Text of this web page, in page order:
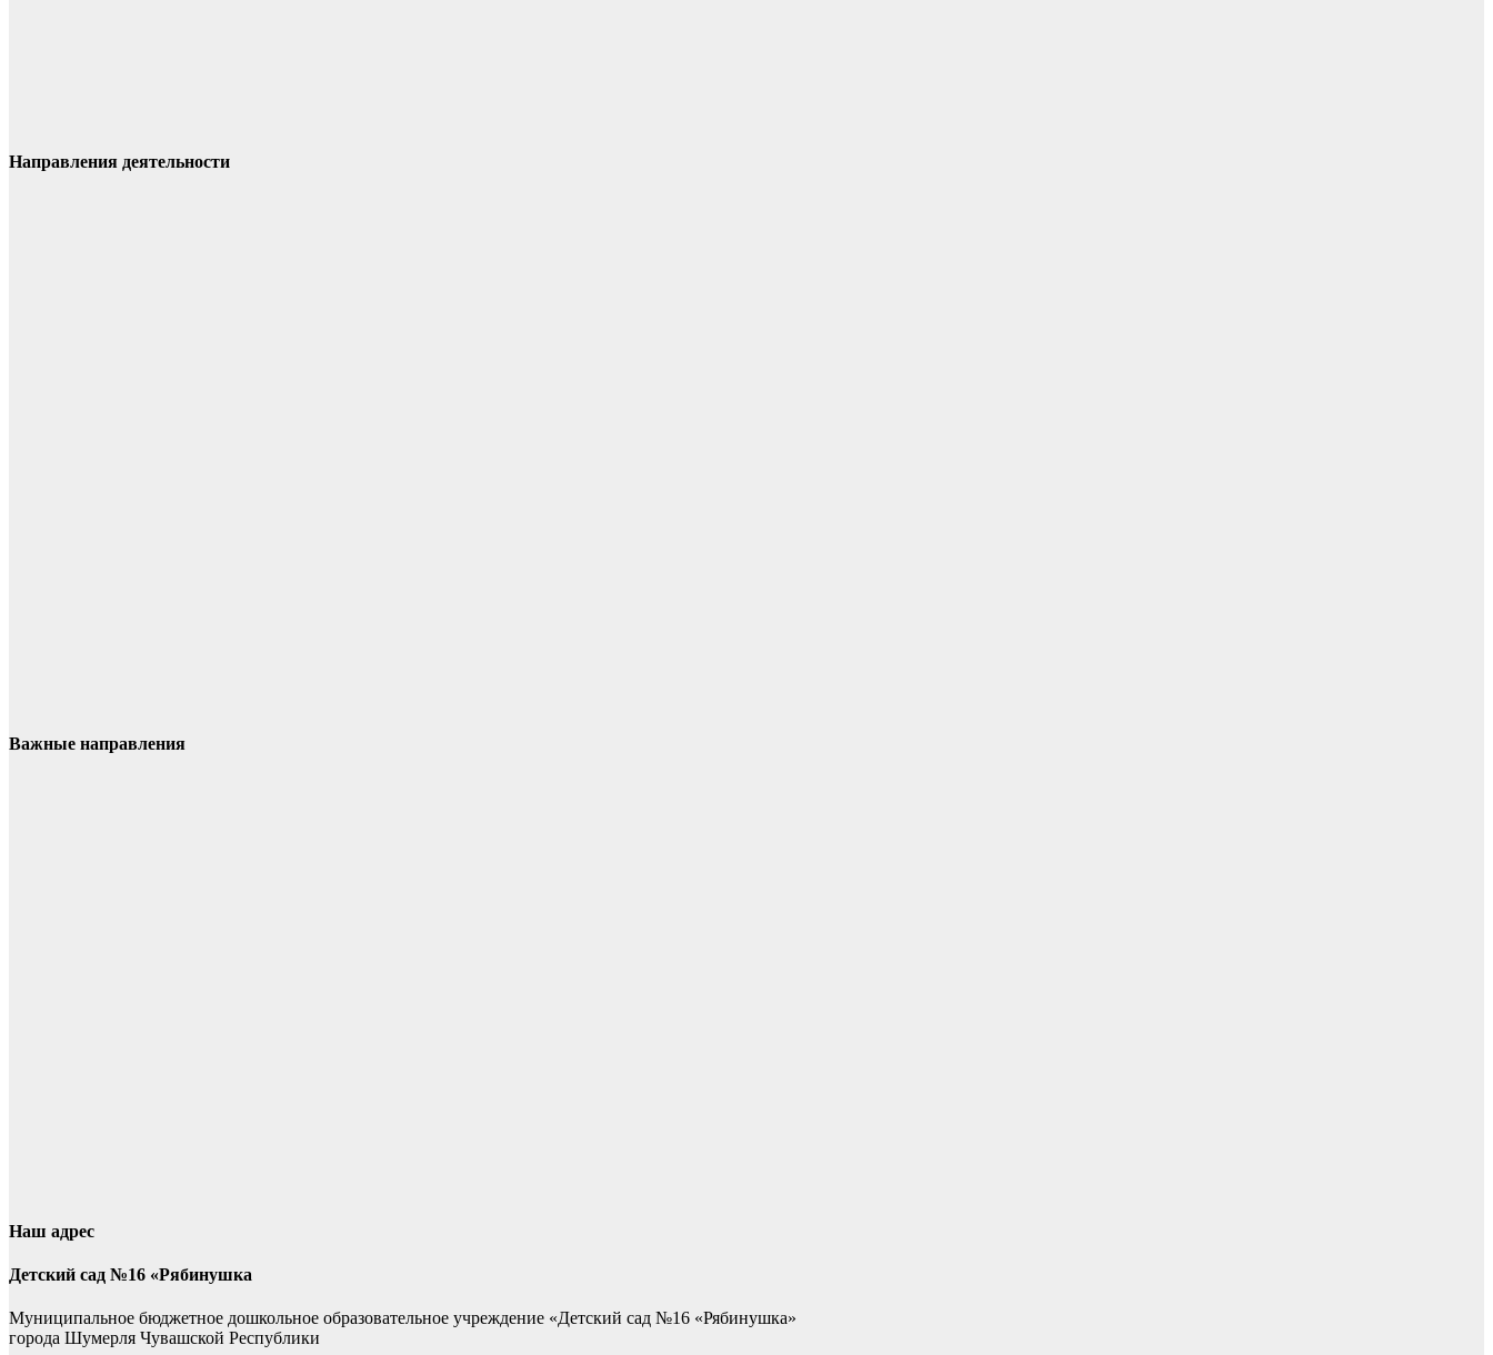
Направления деятельности
Важные направления
Наш адрес
Детский сад №16 «Рябинушка
Муниципальное бюджетное дошкольное образовательное учреждение «Детский сад №16 «Рябинушка»
города Шумерля Чувашской Республики